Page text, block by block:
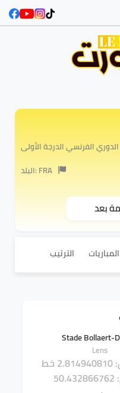
الدوري الفرنسي الدرجة الأولى
البلد: FRA
بعد
المباريات الترتيب
Stade Bollaert-
Lens
خط